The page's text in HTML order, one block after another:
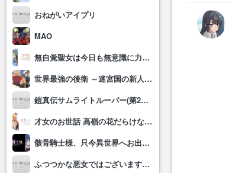
おねがいアイプリ
MAO
無自覚聖女は今日も無意識に力を垂れ流す
世界最強の後衛 ～迷宮国の新人探索者～
鎧真伝サムライトルーパー(第2クール)
才女のお世話 高嶺の花だらけな名門校で、学院一のお嬢様(生活能力皆無)を陰ながらお世話することになりました
骸骨騎士様、只今異世界へお出掛け中Ⅱ
ふつつかな悪女ではございますが～雛宮蝶鼠とりかえ伝～